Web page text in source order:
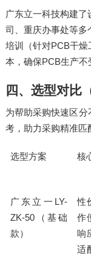
广东立一科技构建了
司、重庆办事处等多
培训（针对PCB干燥
本，确保PCB生产不
四、选型对比
为帮助采购快速区
考，助力采购精准匹
选型方案 核
广东立一 LY-
ZK-50（基础
款）
性
作
响
适